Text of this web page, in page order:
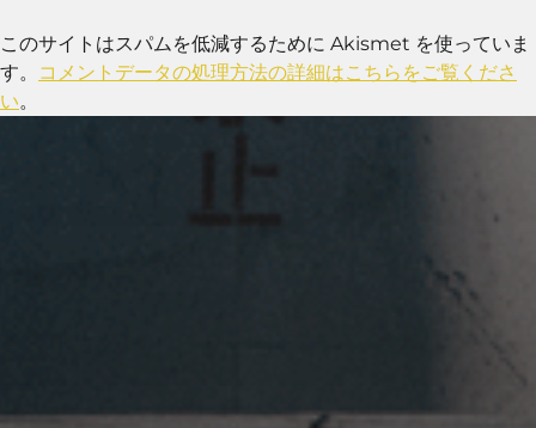
このサイトはスパムを低減するために Akismet を使っていま
す。
コメントデータの処理方法の詳細はこちらをご覧くださ
い。